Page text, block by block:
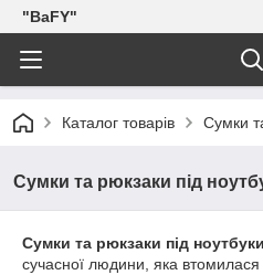
"BaFY"
Каталог товарів Сумки
Сумки та рюкзаки під
Сумки та рюкзаки під ноутбуки
сучасної людини, яка втомилася